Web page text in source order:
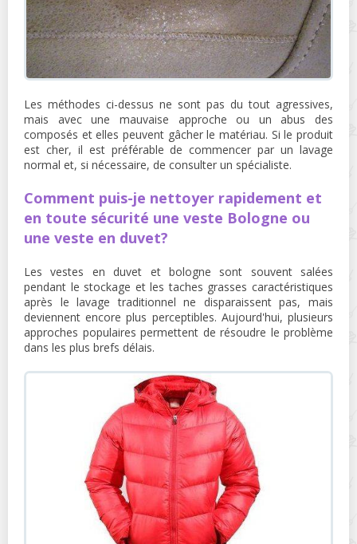
Les méthodes ci-dessus ne sont pas du tout agressives,
mais avec une mauvaise approche ou un abus des
composés et elles peuvent gâcher le matériau. Si le produit
est cher, il est préférable de commencer par un lavage
normal et, si nécessaire, de consulter un spécialiste.
Comment puis-je nettoyer rapidement et
en toute sécurité une veste Bologne ou
une veste en duvet?
Les vestes en duvet et bologne sont souvent salées
pendant le stockage et les taches grasses caractéristiques
après le lavage traditionnel ne disparaissent pas, mais
deviennent encore plus perceptibles. Aujourd'hui, plusieurs
approches populaires permettent de résoudre le problème
dans les plus brefs délais.